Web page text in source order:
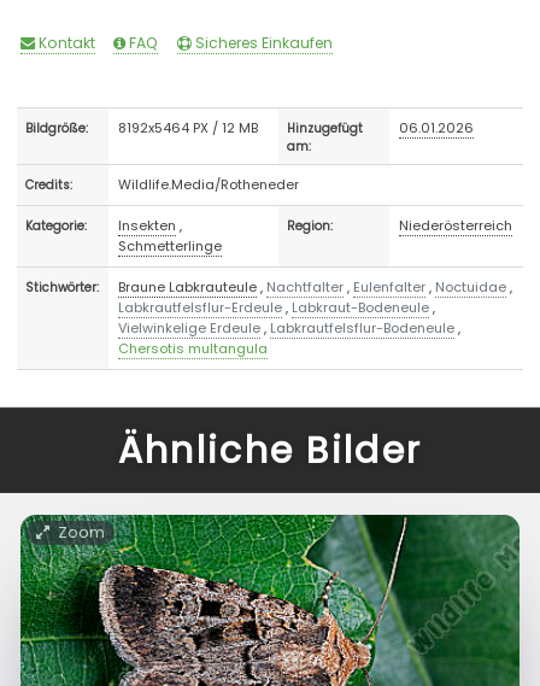
Kontakt FAQ Sicheres Einkaufen
Bildgröße: 8192x5464 PX / 12 MB
Hinzugefügt
am:
06.01.2026
Credits: Wildlife.Media/Rotheneder
Kategorie: Insekten ,
Schmetterlinge
Region: Niederösterreich
Stichwörter: Braune Labkrauteule, Nachtfalter, Eulenfalter, Noctuidae,
Labkrautfelsflur-Erdeule, Labkraut-Bodeneule,
Vielwinkelige Erdeule, Labkrautfelsflur-Bodeneule,
Chersotis multangula
Ähnliche Bilder
Zoom